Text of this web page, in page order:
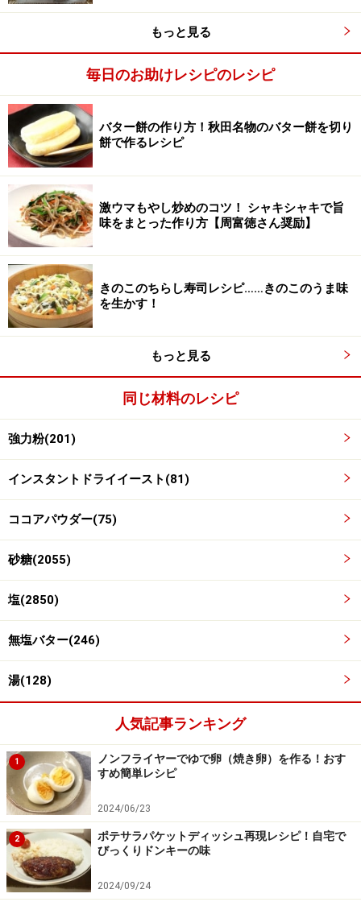
2
バター、ぬるま湯を注いで箸で混ぜて5分おく
バターを入れ、箸で混ぜながらぬるま湯をそそぎいれ
る。全体に水分が回ったらラップをふんわりかけて3～5
分置く。
この時点では、バターがしっかり混ざっていなくても大
丈夫
3
５分ほどこねる
もっと見る
毎日のお助けレシピのレシピ
バター餅の作り方！秋田名物のバター餅を切り
餅で作るレシピ
激ウマもやし炒めのコツ！ シャキシャキで旨
味をまとった作り方【周富徳さん奨励】
きのこのちらし寿司レシピ……きのこのうま味
を生かす！
もっと見る
同じ材料のレシピ
強力粉(201)
インスタントドライイースト(81)
ココアパウダー(75)
砂糖(2055)
塩(2850)
無塩バター(246)
湯(128)
人気記事ランキング
1
ノンフライヤーでゆで卵（焼き卵）を作る！おす
すめ簡単レシピ
2024/06/23
2
ポテサラパケットディッシュ再現レシピ！自宅で
びっくりドンキーの味
2024/09/24